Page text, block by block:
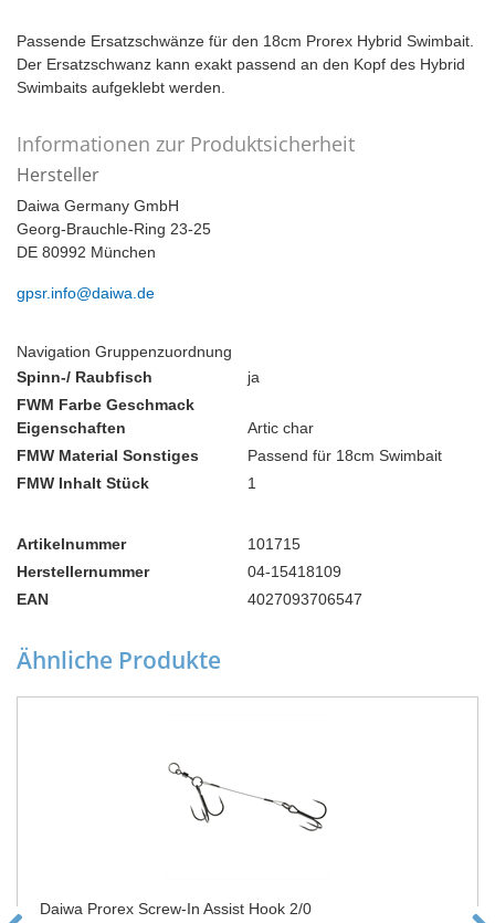
Passende Ersatzschwänze für den 18cm Prorex Hybrid Swimbait.
Der Ersatzschwanz kann exakt passend an den Kopf des Hybrid
Swimbaits aufgeklebt werden.
Informationen zur Produktsicherheit
Hersteller
Daiwa Germany GmbH
Georg-Brauchle-Ring 23-25
DE 80992 München
gpsr.info@daiwa.de
Navigation Gruppenzuordnung
Spinn-/ Raubfisch
ja
FWM Farbe Geschmack
Eigenschaften
Artic char
FMW Material Sonstiges
Passend für 18cm Swimbait
FMW Inhalt Stück
1
Artikelnummer
101715
Herstellernummer
04-15418109
EAN
4027093706547
Ähnliche Produkte
Daiwa Prorex Screw-In Assist Hook 2/0